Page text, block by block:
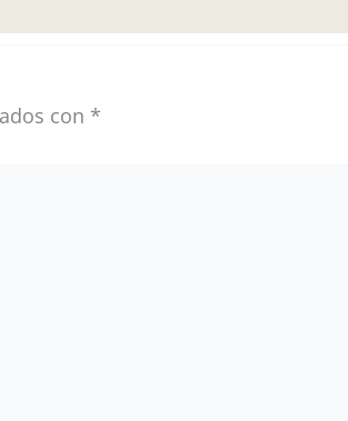
con *